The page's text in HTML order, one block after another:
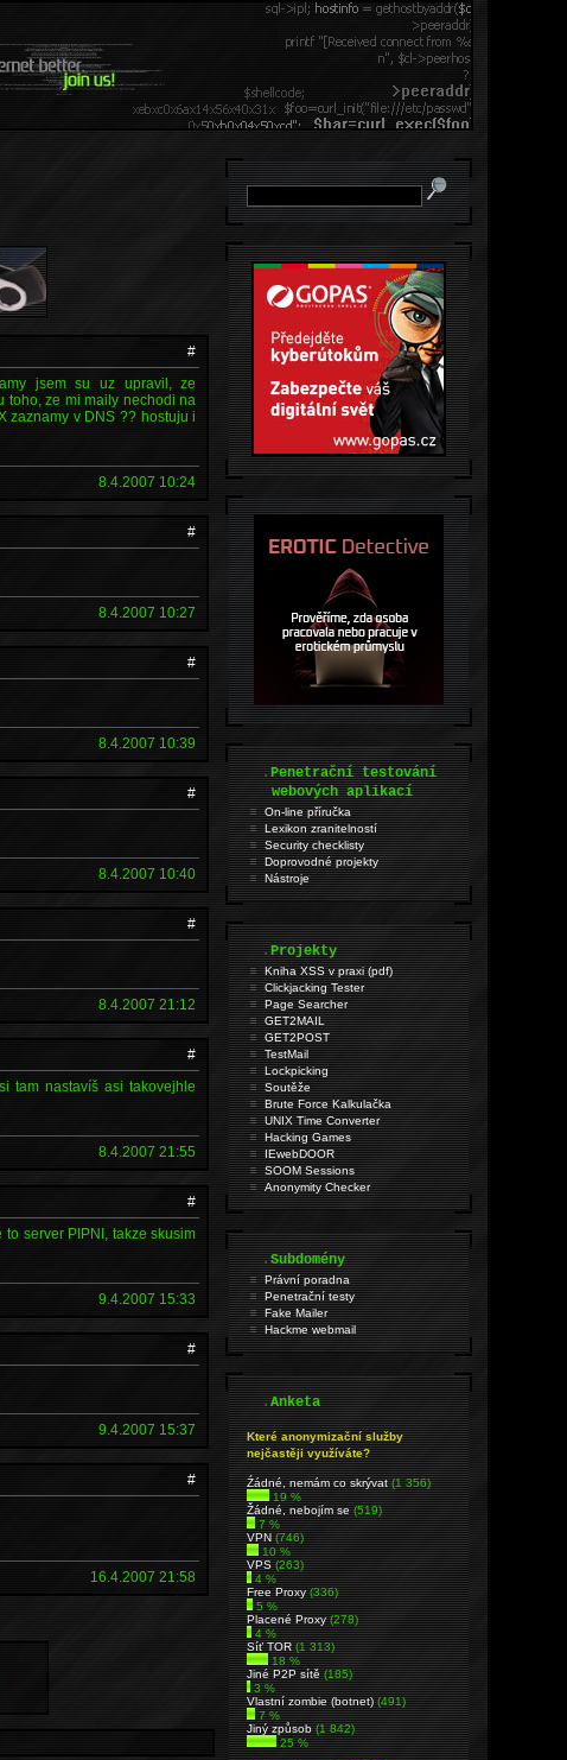
#
jsem su uz upravil, ze
toho, ze mi maily nechodi na
zaznamy v DNS ?? hostuju i
8.4.2007 10:24
#
8.4.2007 10:27
#
8.4.2007 10:39
#
8.4.2007 10:40
#
8.4.2007 21:12
#
tam nastavíš asi takovejhle
8.4.2007 21:55
#
server PIPNI, takze skusim
9.4.2007 15:33
#
9.4.2007 15:37
#
16.4.2007 21:58
.Penetrační testování
webových aplikací
On-line příručka
Lexikon zranitelností
Security checklisty
Doprovodné projekty
Nástroje
.Projekty
Kniha XSS v praxi (pdf)
Clickjacking Tester
Page Searcher
GET2MAIL
GET2POST
TestMail
Lockpicking
Soutěže
Brute Force Kalkulačka
UNIX Time Converter
Hacking Games
IEwebDOOR
SOOM Sessions
Anonymity Checker
.Subdomény
Právní poradna
Penetrační testy
Fake Mailer
Hackme webmail
.Anketa
Které anonymizační služby
nejčastěji využíváte?
Źádné, nemám co skrývat(1 356)
19 %
Žádné, nebojím se(519)
7 %
VPN(746)
10 %
VPS(263)
4 %
Free Proxy(336)
5 %
Placené Proxy(278)
4 %
Síť TOR(1 313)
18 %
Jiné P2P sítě(185)
3 %
Vlastní zombie (botnet)(491)
7 %
Jiný způsob(1 842)
25 %